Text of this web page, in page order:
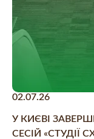
02.07.26
У КИЄВІ
СЕСІЙ «СТУДІЇ